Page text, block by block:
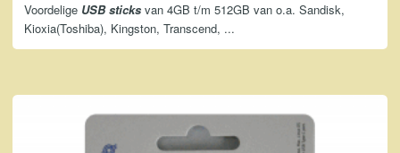
Voordelige USB sticks van 4GB t/m 512GB van o.a. Sandisk,
Kioxia(Toshiba), Kingston, Transcend, ...